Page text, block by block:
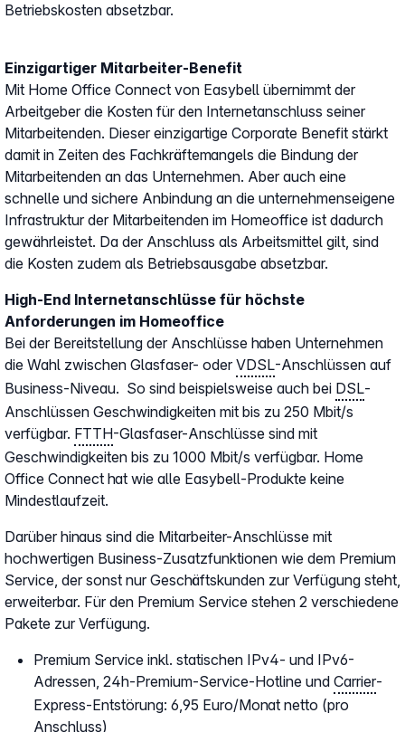
Betriebskosten absetzbar.
Einzigartiger Mitarbeiter-Benefit
Mit Home Office Connect von Easybell übernimmt der
Arbeitgeber die Kosten für den Internetanschluss seiner
Mitarbeitenden. Dieser einzigartige Corporate Benefit stärkt
damit in Zeiten des Fachkräftemangels die Bindung der
Mitarbeitenden an das Unternehmen. Aber auch eine
schnelle und sichere Anbindung an die unternehmenseigene
Infrastruktur der Mitarbeitenden im Homeoffice ist dadurch
gewährleistet. Da der Anschluss als Arbeitsmittel gilt, sind
die Kosten zudem als Betriebsausgabe absetzbar.
High-End Internetanschlüsse für höchste
Anforderungen im Homeoffice
Bei der Bereitstellung der Anschlüsse haben Unternehmen
die Wahl zwischen Glasfaser- oder VDSL-Anschlüssen auf
Business-Niveau. So sind beispielsweise auch bei DSL-
Anschlüssen Geschwindigkeiten mit bis zu 250 Mbit/s
verfügbar. FTTH-Glasfaser-Anschlüsse sind mit
Geschwindigkeiten bis zu 1000 Mbit/s verfügbar. Home
Office Connect hat wie alle Easybell-Produkte keine
Mindestlaufzeit.
Darüber hinaus sind die Mitarbeiter-Anschlüsse mit
hochwertigen Business-Zusatzfunktionen wie dem Premium
Service, der sonst nur Geschäftskunden zur Verfügung steht,
erweiterbar. Für den Premium Service stehen 2 verschiedene
Pakete zur Verfügung.
Premium Service inkl. statischen IPv4- und IPv6-
Adressen, 24h-Premium-Service-Hotline und Carrier-
Express-Entstörung: 6,95 Euro/Monat netto (pro
Anschluss)